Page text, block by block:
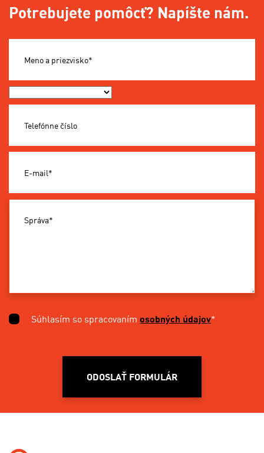
Potrebujete pomôcť? Napíšte nám.
Meno a priezvisko*
Okres*
Telefónne číslo
E-mail*
Správa*
Súhlasím so spracovaním osobných údajov*
ODOSLAŤ FORMULÁR